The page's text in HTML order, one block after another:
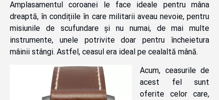
Amplasamentul coroanei le face ideale pentru mâna
dreaptă, în condițiile în care militarii aveau nevoie, pentru
misiunile de scufundare și nu numai, de mai multe
instrumente, unele potrivite doar pentru încheietura
mâinii stângi. Astfel, ceasul era ideal pe cealaltă mână.
Acum, ceasurile de
acest fel sunt
oferite celor care,